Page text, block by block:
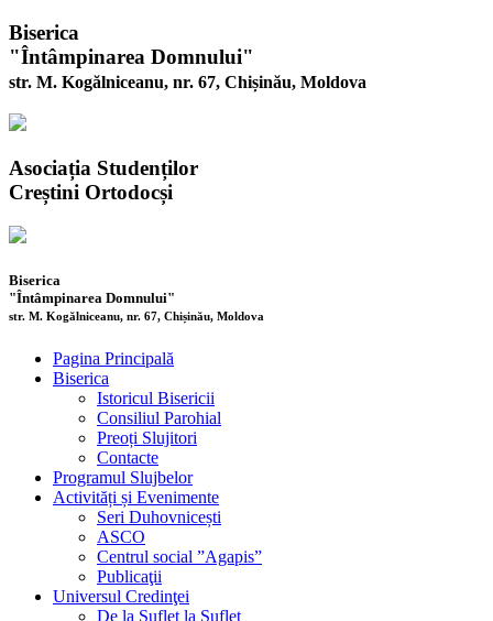
Biserica
"Întâmpinarea Domnului"
str. M. Kogălniceanu, nr. 67, Chișinău, Moldova
Asociația Studenților
Creștini Ortodocși
Biserica
"Întâmpinarea Domnului"
str. M. Kogălniceanu, nr. 67, Chișinău, Moldova
Pagina Principală
Biserica
Istoricul Bisericii
Consiliul Parohial
Preoți Slujitori
Contacte
Programul Slujbelor
Activități și Evenimente
Seri Duhovnicești
ASCO
Centrul social ”Agapis”
Publicaţii
Universul Credinţei
De la Suflet la Suflet